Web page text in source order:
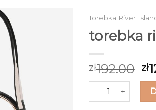
Torebka River
torebka
zł192.00 zł
ilość torebka